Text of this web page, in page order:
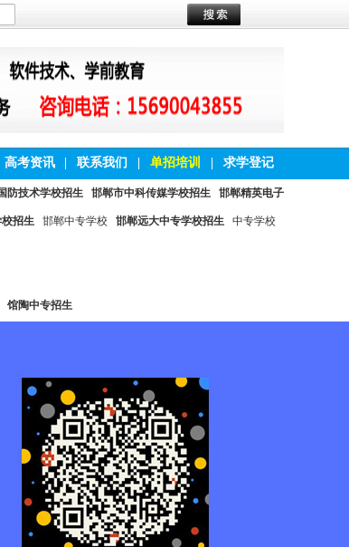
高考资讯 联系我们 单招培训 求学登记
防技术学校招生 邯郸市中科传媒学校招生 邯郸精英电子
招生 邯郸中专学校 邯郸远大中专学校招生 中专学校
馆陶中专招生